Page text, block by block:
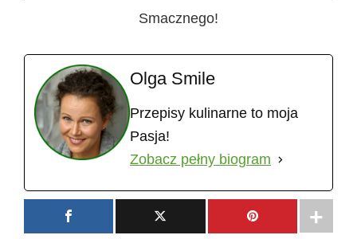
Smacznego!
Olga Smile
Przepisy kulinarne to moja
Pasja!
Zobacz pełny biogram